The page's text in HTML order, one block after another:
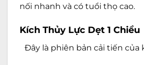
nối nhanh và có tuổi thọ cao.
Kích Thủy Lực Dẹt 1 Chiều
Đây là phiên bản cải tiến của